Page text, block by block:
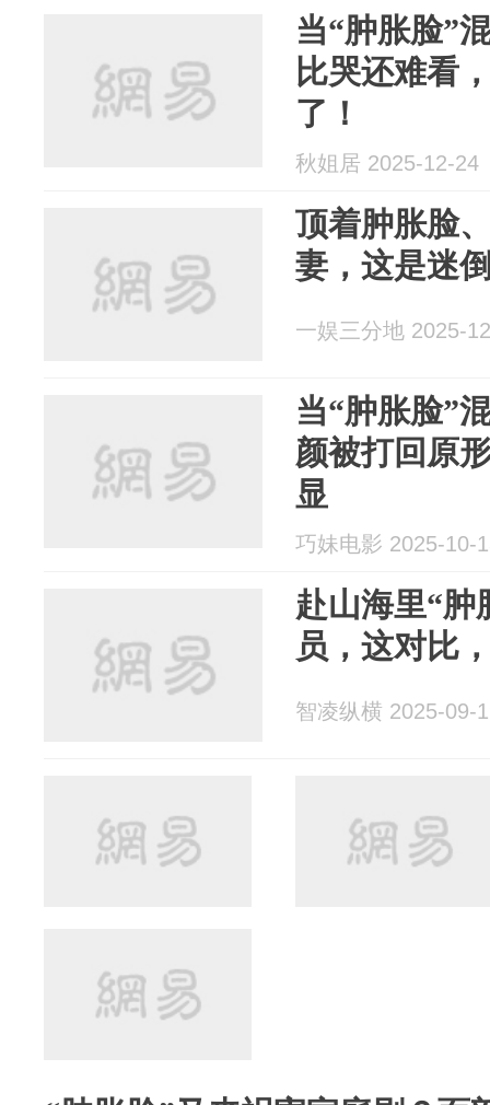
当“肿胀脸”
比哭还难看
了！
秋姐居 2025-12-24
顶着肿胀脸
妻，这是迷
一娱三分地 2025-
当“肿胀脸”
颜被打回原
显
巧妹电影 2025-10-
赴山海里“肿
员，这对比
智凌纵横 2025-09-